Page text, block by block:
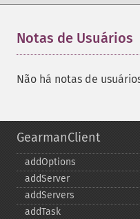
Notas de Usuários
Não há notas de
GearmanClient
addOptions
addServer
addServers
addTask